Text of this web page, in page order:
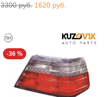
3300 руб. 1620 руб.
-36 %